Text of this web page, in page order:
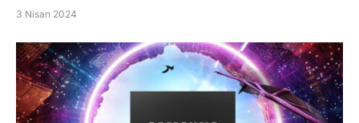
3 Nisan 2024